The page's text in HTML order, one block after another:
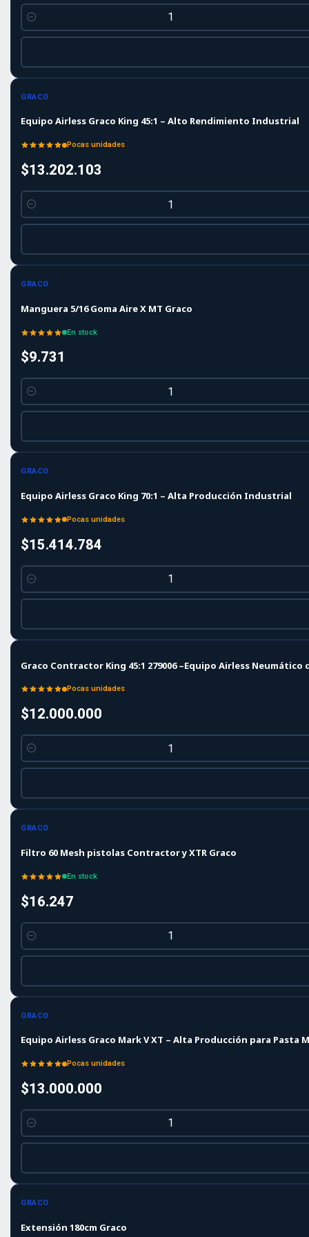
Cantidad
GRACO
Equipo Airless Graco King 45:1 – Alto Rendimiento Industrial
Pocas unidades
$13.202.103
Cantidad
GRACO
Manguera 5/16 Goma Aire X MT Graco
En stock
$9.731
Cantidad
GRACO
Equipo Airless Graco King 70:1 – Alta Producción Industrial
Pocas unidades
$15.414.784
Cantidad
Graco Contractor King 45:1 279006 –Equipo Airless Neumático
Pocas unidades
$12.000.000
Cantidad
GRACO
Filtro 60 Mesh pistolas Contractor y XTR Graco
En stock
$16.247
Cantidad
GRACO
Equipo Airless Graco Mark V XT – Alta Producción para Pasta
Pocas unidades
$13.000.000
Cantidad
GRACO
Extensión 180cm Graco